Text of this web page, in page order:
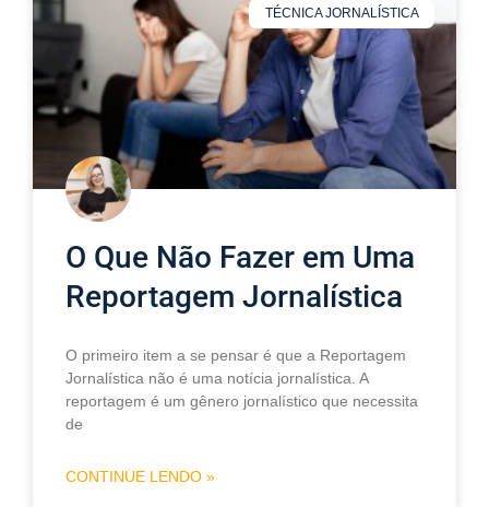
TÉCNICA JORNALÍSTICA
O Que Não Fazer em Uma
Reportagem Jornalística
O primeiro item a se pensar é que a Reportagem
Jornalística não é uma notícia jornalística. A
reportagem é um gênero jornalístico que necessita
de
CONTINUE LENDO »